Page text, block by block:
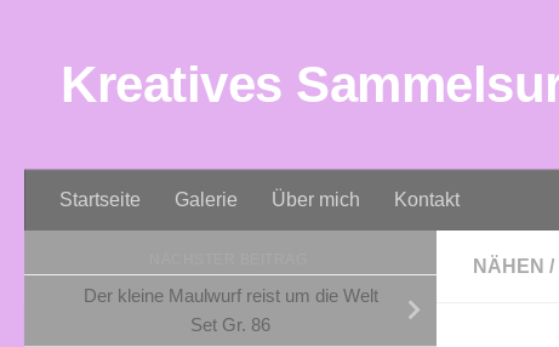
Kreatives
Startseite Galerie Über mich Kontakt
NÄHEN /
Der kleine Maulwurf reist um die Welt
Set Gr. 86